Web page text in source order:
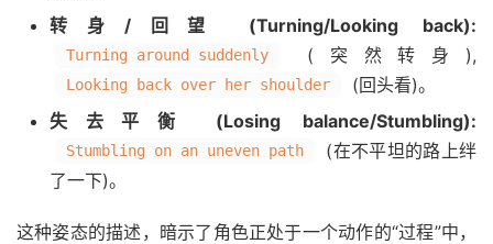
转身/回望 (Turning/Looking back):
Turning around suddenly (突然转身),
Looking back over her shoulder
(回头看)。
失去平衡 (Losing balance/Stumbling):
Stumbling on an uneven path
(在不平坦的路上绊
了一下)。
这种姿态的描述，暗示了角色正处于一个动作的“过程”中，